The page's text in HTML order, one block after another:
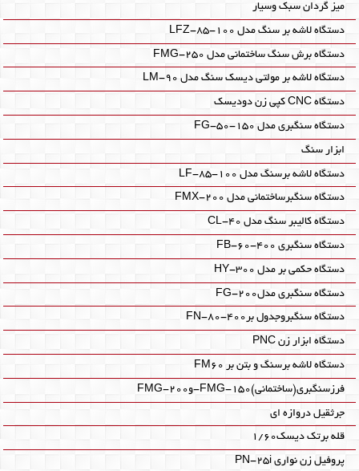
میز گردان سبک وسیار
دستگاه لاشه بر سنگ مدل LFZ-85-100
دستگاه برش سنگ ساختمانی مدل FMG-250
دستگاه لاشه بر مولتی دیسک سنگ مدل LM-90
دستگاه CNC کپی زن دودیسک
دستگاه سنگبری مدل FG-50-150
ابزار سنگ
دستگاه لاشه برسنگ مدل LF-85-100
دستگاه سنگبرساختمانی مدل FMX-200
دستگاه کالیبر سنگ مدل CL-40
دستگاه سنگبری FB-60-400
دستگاه حکمی بر مدل HY-300
دستگاه سنگبری مدلFG-200
دستگاه سنگبروجدول برFN-80-400
دستگاه ابزار زن PNC
دستگاه لاشه برسنگ و بتن بر FM60
فرزسنگبری(ساختمانی)FMG-150-وFMG-200
جرثقیل دروازه ای
قله برتک دیسک1/60
پروفیل زن نواری PN-25i